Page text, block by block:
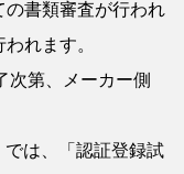
の書類審査が行われ
れます。
次第、メーカー側
では、「認証登録試